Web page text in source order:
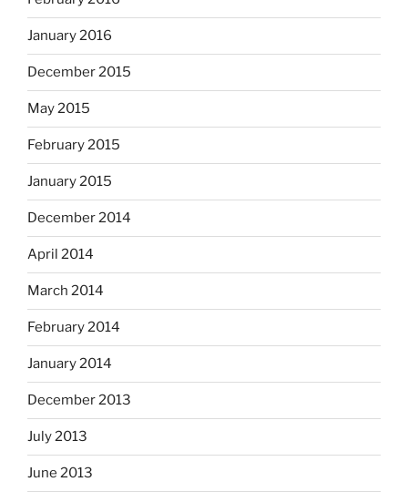
January 2016
December 2015
May 2015
February 2015
January 2015
December 2014
April 2014
March 2014
February 2014
January 2014
December 2013
July 2013
June 2013